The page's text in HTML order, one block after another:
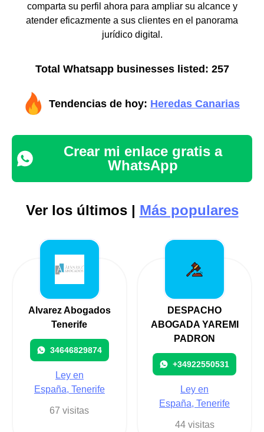
comparta su perfil ahora para ampliar su alcance y
atender eficazmente a sus clientes en el panorama
jurídico digital.
Total Whatsapp businesses listed: 257
Tendencias de hoy: Heredas Canarias
Crear mi enlace gratis a
WhatsApp
Ver los últimos | Más populares
Alvarez Abogados
Tenerife
34646829874
Ley en
España, Tenerife
67 visitas
DESPACHO
ABOGADA YAREMI
PADRON
+34922550531
Ley en
España, Tenerife
44 visitas